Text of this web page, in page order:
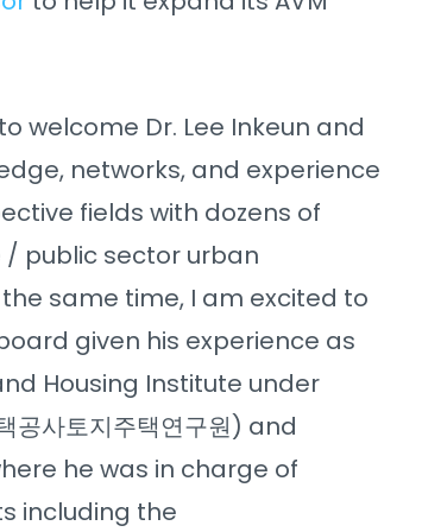
welcome Dr. Lee Inkeun and
networks, and experience
fields with dozens of
public sector urban
same time, I am excited to
given his experience as
Housing Institute under
사토지주택연구원) and
he was in charge of
including the